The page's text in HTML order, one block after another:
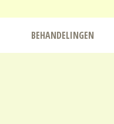
BEHANDELINGEN